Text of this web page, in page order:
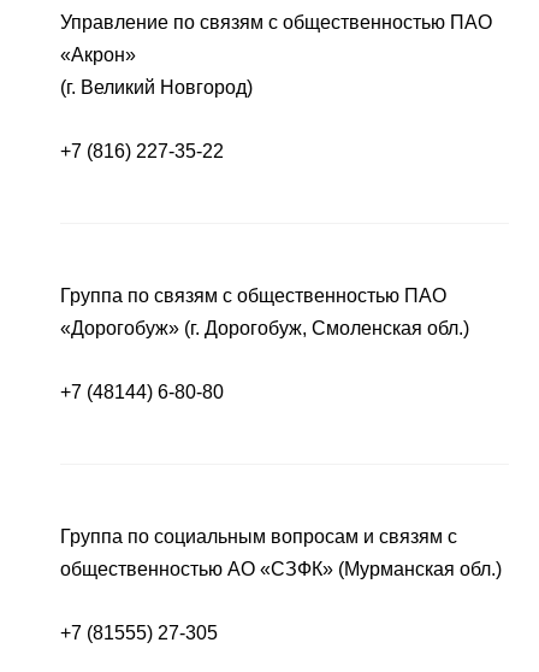
Управление по связям с общественностью ПАО
«Акрон»
(г. Великий Новгород)
+7 (816) 227-35-22
Группа по связям с общественностью ПАО
«Дорогобуж» (г. Дорогобуж, Смоленская обл.)
+7 (48144) 6-80-80
Группа по социальным вопросам и связям с
общественностью АО «СЗФК» (Мурманская обл.)
+7 (81555) 27-305